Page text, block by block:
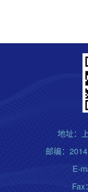
地址：
邮编：
E-
Fax